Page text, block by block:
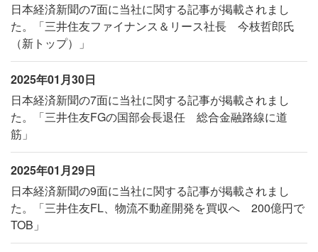
日本経済新聞の7面に当社に関する記事が掲載されまし
た。「三井住友ファイナンス＆リース社長 今枝哲郎氏
（新トップ）」
2025年01月30日
日本経済新聞の7面に当社に関する記事が掲載されまし
た。「三井住友FGの国部会長退任 総合金融路線に道
筋」
2025年01月29日
日本経済新聞の9面に当社に関する記事が掲載されまし
た。「三井住友FL、物流不動産開発を買収へ 200億円で
TOB」